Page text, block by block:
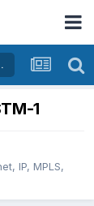
SDN/NFV...
1
IP, MPLS,